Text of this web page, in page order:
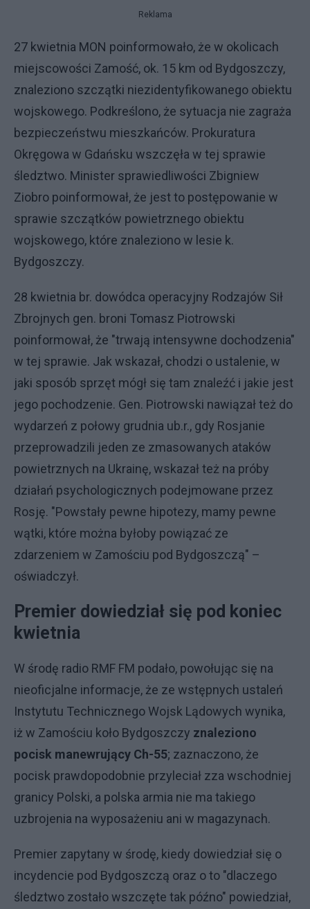
Reklama
27 kwietnia MON poinformowało, że w okolicach
miejscowości Zamość, ok. 15 km od Bydgoszczy,
znaleziono szczątki niezidentyfikowanego obiektu
wojskowego. Podkreślono, że sytuacja nie zagraża
bezpieczeństwu mieszkańców. Prokuratura
Okręgowa w Gdańsku wszczęła w tej sprawie
śledztwo. Minister sprawiedliwości Zbigniew
Ziobro poinformował, że jest to postępowanie w
sprawie szczątków powietrznego obiektu
wojskowego, które znaleziono w lesie k.
Bydgoszczy.
28 kwietnia br. dowódca operacyjny Rodzajów Sił
Zbrojnych gen. broni Tomasz Piotrowski
poinformował, że "trwają intensywne dochodzenia"
w tej sprawie. Jak wskazał, chodzi o ustalenie, w
jaki sposób sprzęt mógł się tam znaleźć i jakie jest
jego pochodzenie. Gen. Piotrowski nawiązał też do
wydarzeń z połowy grudnia ub.r., gdy Rosjanie
przeprowadzili jeden ze zmasowanych ataków
powietrznych na Ukrainę, wskazał też na próby
działań psychologicznych podejmowane przez
Rosję. "Powstały pewne hipotezy, mamy pewne
wątki, które można byłoby powiązać ze
zdarzeniem w Zamościu pod Bydgoszczą" –
oświadczył.
Premier dowiedział się pod koniec
kwietnia
W środę radio RMF FM podało, powołując się na
nieoficjalne informacje, że ze wstępnych ustaleń
Instytutu Technicznego Wojsk Lądowych wynika,
iż w Zamościu koło Bydgoszczy znaleziono
pocisk manewrujący Ch-55; zaznaczono, że
pocisk prawdopodobnie przyleciał zza wschodniej
granicy Polski, a polska armia nie ma takiego
uzbrojenia na wyposażeniu ani w magazynach.
Premier zapytany w środę, kiedy dowiedział się o
incydencie pod Bydgoszczą oraz o to "dlaczego
śledztwo zostało wszczęte tak późno" powiedział,